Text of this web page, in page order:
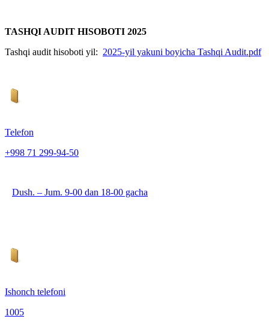
TASHQI AUDIT HISOBOTI 2025
Tashqi audit hisoboti yil: 2025-yil yakuni boyicha Tashqi Audit.pdf
Telefon
+998 71 299-94-50
Dush. – Jum. 9-00 dan 18-00 gacha
Ishonch telefoni
1005